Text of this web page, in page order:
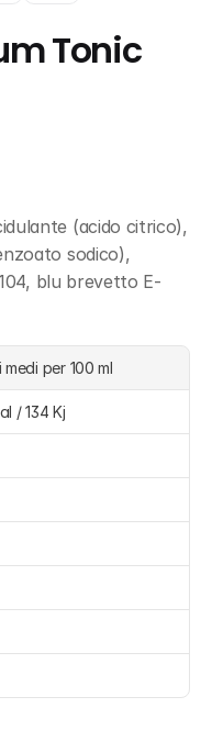
Tonic
(acido citrico),
sodico),
blu brevetto E-
medi per 100 ml
/ 134 Kj